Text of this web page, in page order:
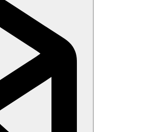
hotelu. Taxa není zahrnuta v ceně zájezdu a
opatření v dané destinaci.